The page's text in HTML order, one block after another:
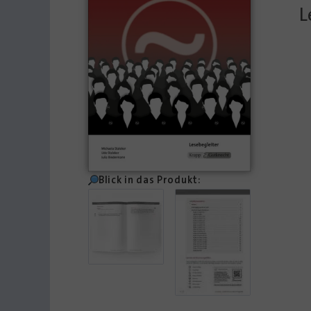
Blick in das Produkt: